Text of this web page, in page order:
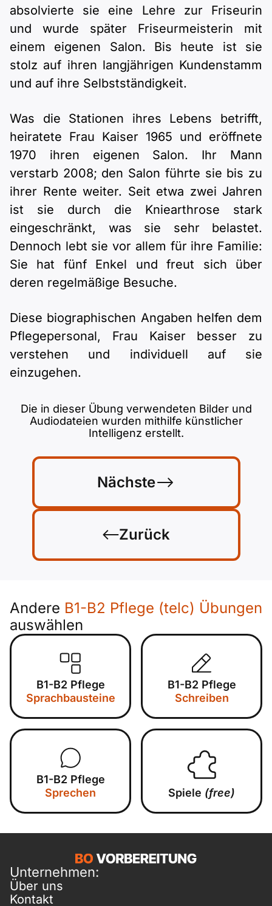
absolvierte sie eine Lehre zur Friseurin
und wurde später Friseurmeisterin mit
einem eigenen Salon. Bis heute ist sie
stolz auf ihren langjährigen Kundenstamm
und auf ihre Selbstständigkeit.
Was die Stationen ihres Lebens betrifft,
heiratete Frau Kaiser 1965 und eröffnete
1970 ihren eigenen Salon. Ihr Mann
verstarb 2008; den Salon führte sie bis zu
ihrer Rente weiter. Seit etwa zwei Jahren
ist sie durch die Kniearthrose stark
eingeschränkt, was sie sehr belastet.
Dennoch lebt sie vor allem für ihre Familie:
Sie hat fünf Enkel und freut sich über
deren regelmäßige Besuche.
Diese biographischen Angaben helfen dem
Pflegepersonal, Frau Kaiser besser zu
verstehen und individuell auf sie
einzugehen.
Zurück
Nächste
Die in dieser Übung verwendeten Bilder und
Audiodateien wurden mithilfe künstlicher
Intelligenz erstellt.
Andere B1-B2 Pflege (telc) Übungen
auswählen
B1-B2 Pflege
Sprachbausteine
B1-B2 Pflege
Schreiben
B1-B2 Pflege
Sprechen
Spiele (free)
Unternehmen:
Über uns
Kontakt